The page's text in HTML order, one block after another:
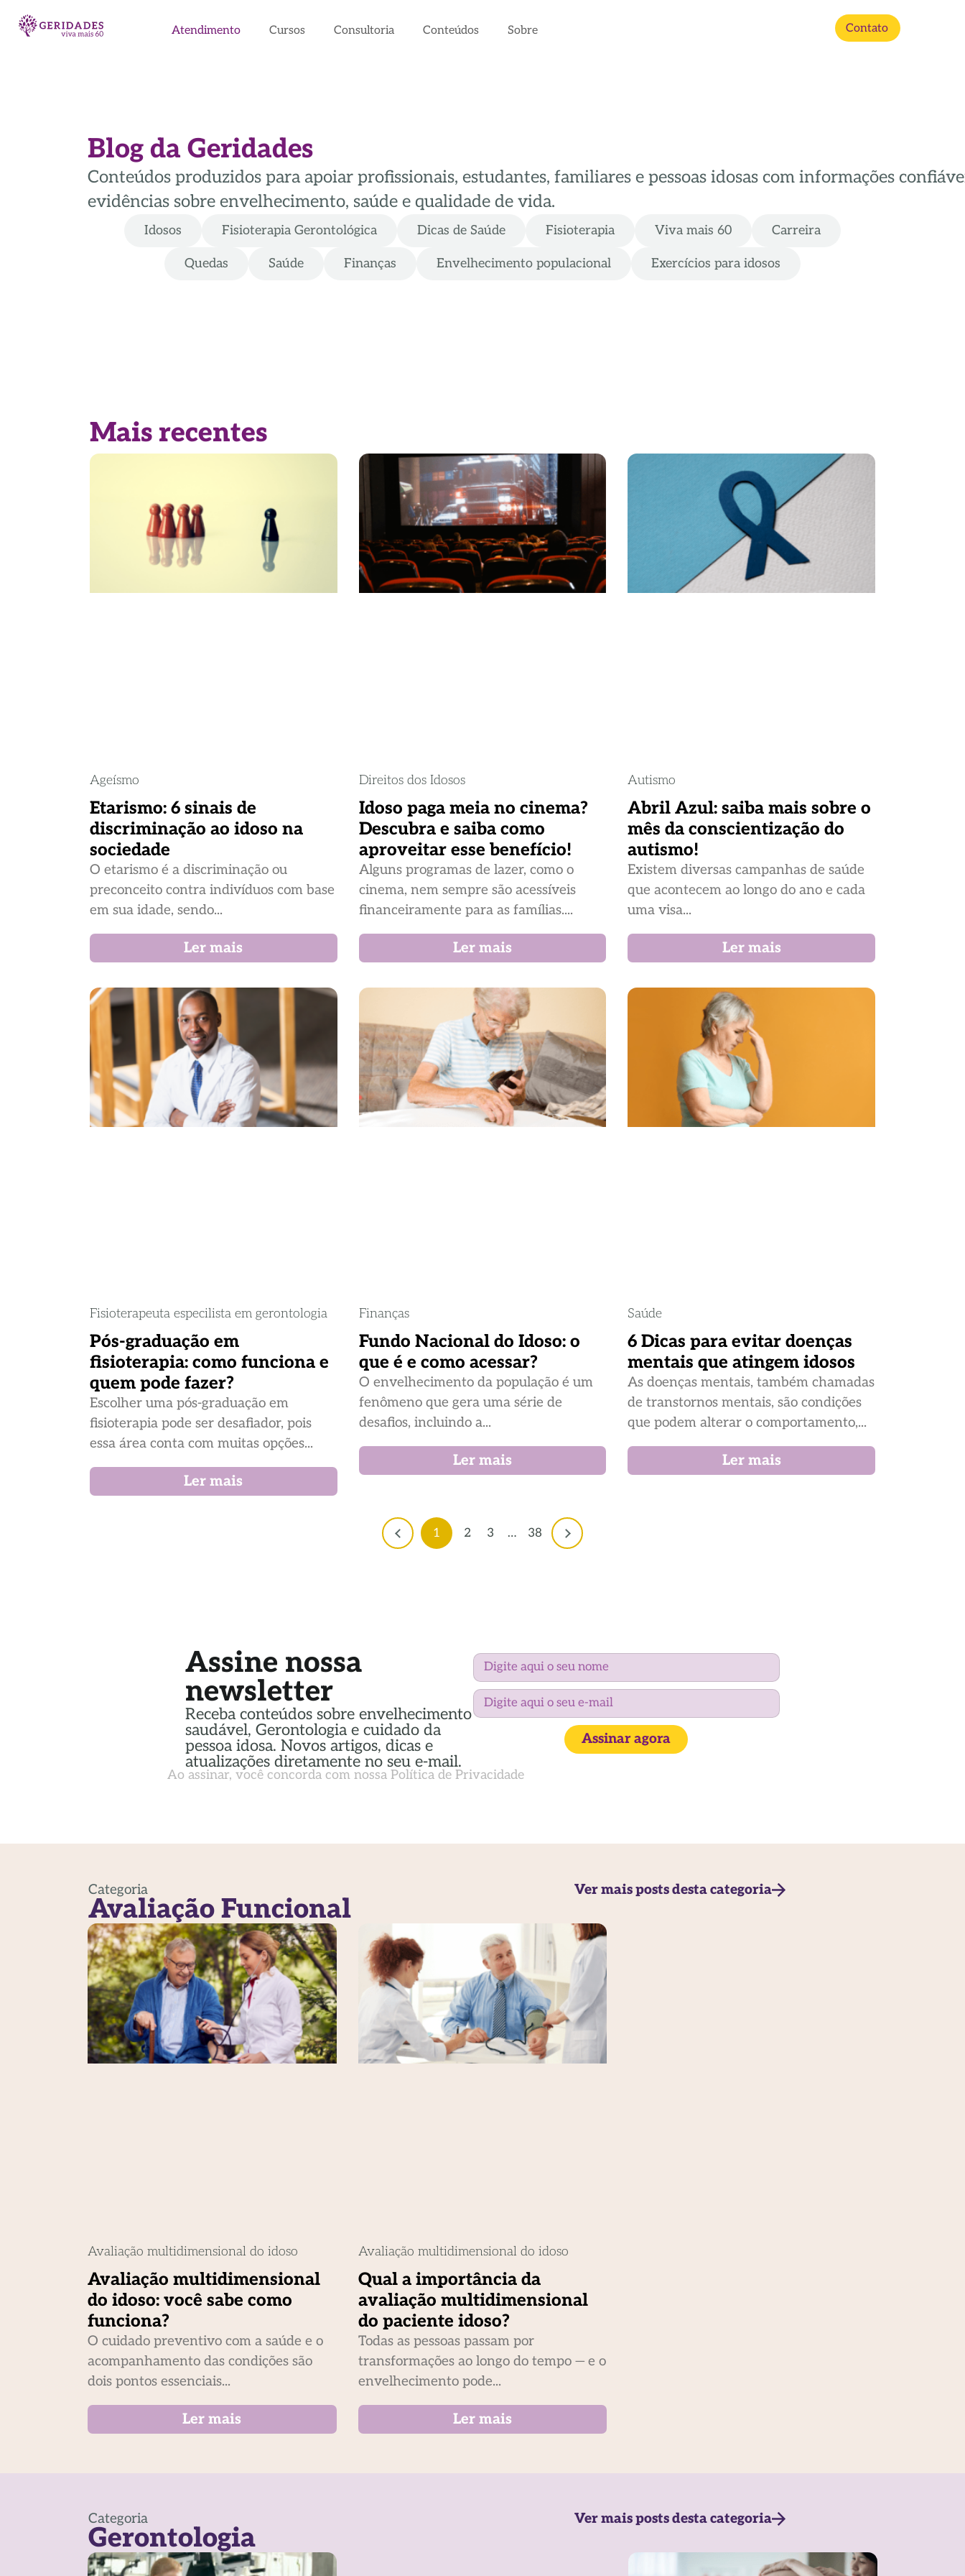
Atendimento Cursos Consultoria Conteúdos Sobre Contato
Blog da Geridades
Conteúdos produzidos para apoiar profissionais, estudantes, familiares e pessoas idosas com informações
evidências sobre envelhecimento, saúde e qualidade de vida.
Idosos Fisioterapia Gerontológica Dicas de Saúde Fisioterapia Viva mais 60 Carreira
Quedas Saúde Finanças Envelhecimento populacional Exercícios para idosos
Mais recentes
Ageísmo
Etarismo: 6 sinais de
discriminação ao idoso na
sociedade
O etarismo é a discriminação ou
preconceito contra indivíduos com base
em sua idade, sendo...
Ler mais
Direitos dos Idosos
Idoso paga meia no cinema?
Descubra e saiba como
aproveitar esse benefício!
Alguns programas de lazer, como o
cinema, nem sempre são acessíveis
financeiramente para as famílias....
Ler mais
Autismo
Abril Azul: saiba mais sobre o
mês da conscientização do
autismo!
Existem diversas campanhas de saúde
que acontecem ao longo do ano e cada
uma visa...
Ler mais
Fisioterapeuta especilista em gerontologia
Pós-graduação em
fisioterapia: como funciona e
quem pode fazer?
Escolher uma pós-graduação em
fisioterapia pode ser desafiador, pois
essa área conta com muitas opções...
Ler mais
Finanças
Fundo Nacional do Idoso: o
que é e como acessar?
O envelhecimento da população é um
fenômeno que gera uma série de
desafios, incluindo a...
Ler mais
Saúde
6 Dicas para evitar doenças
mentais que atingem idosos
As doenças mentais, também chamadas
de transtornos mentais, são condições
que podem alterar o comportamento,...
Ler mais
1 2 3 … 38
Assine nossa
newsletter
Receba conteúdos sobre envelhecimento
saudável, Gerontologia e cuidado da
pessoa idosa. Novos artigos, dicas e
atualizações diretamente no seu e-mail.
Assinar agora
Ao assinar, você concorda com nossa Política de Privacidade
Categoria
Avaliação Funcional
Ver mais posts desta categoria
Avaliação multidimensional do idoso
Avaliação multidimensional
do idoso: você sabe como
funciona?
O cuidado preventivo com a saúde e o
acompanhamento das condições são
dois pontos essenciais...
Ler mais
Avaliação multidimensional do idoso
Qual a importância da
avaliação multidimensional
do paciente idoso?
Todas as pessoas passam por
transformações ao longo do tempo — e o
envelhecimento pode...
Ler mais
Categoria
Gerontologia
Ver mais posts desta categoria